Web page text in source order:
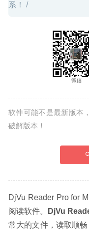
系！ /
软件可能不是最新版本
破解版本！
DjVu Reader Pro for
阅读软件。
DjVu
常大的文件，读取顺